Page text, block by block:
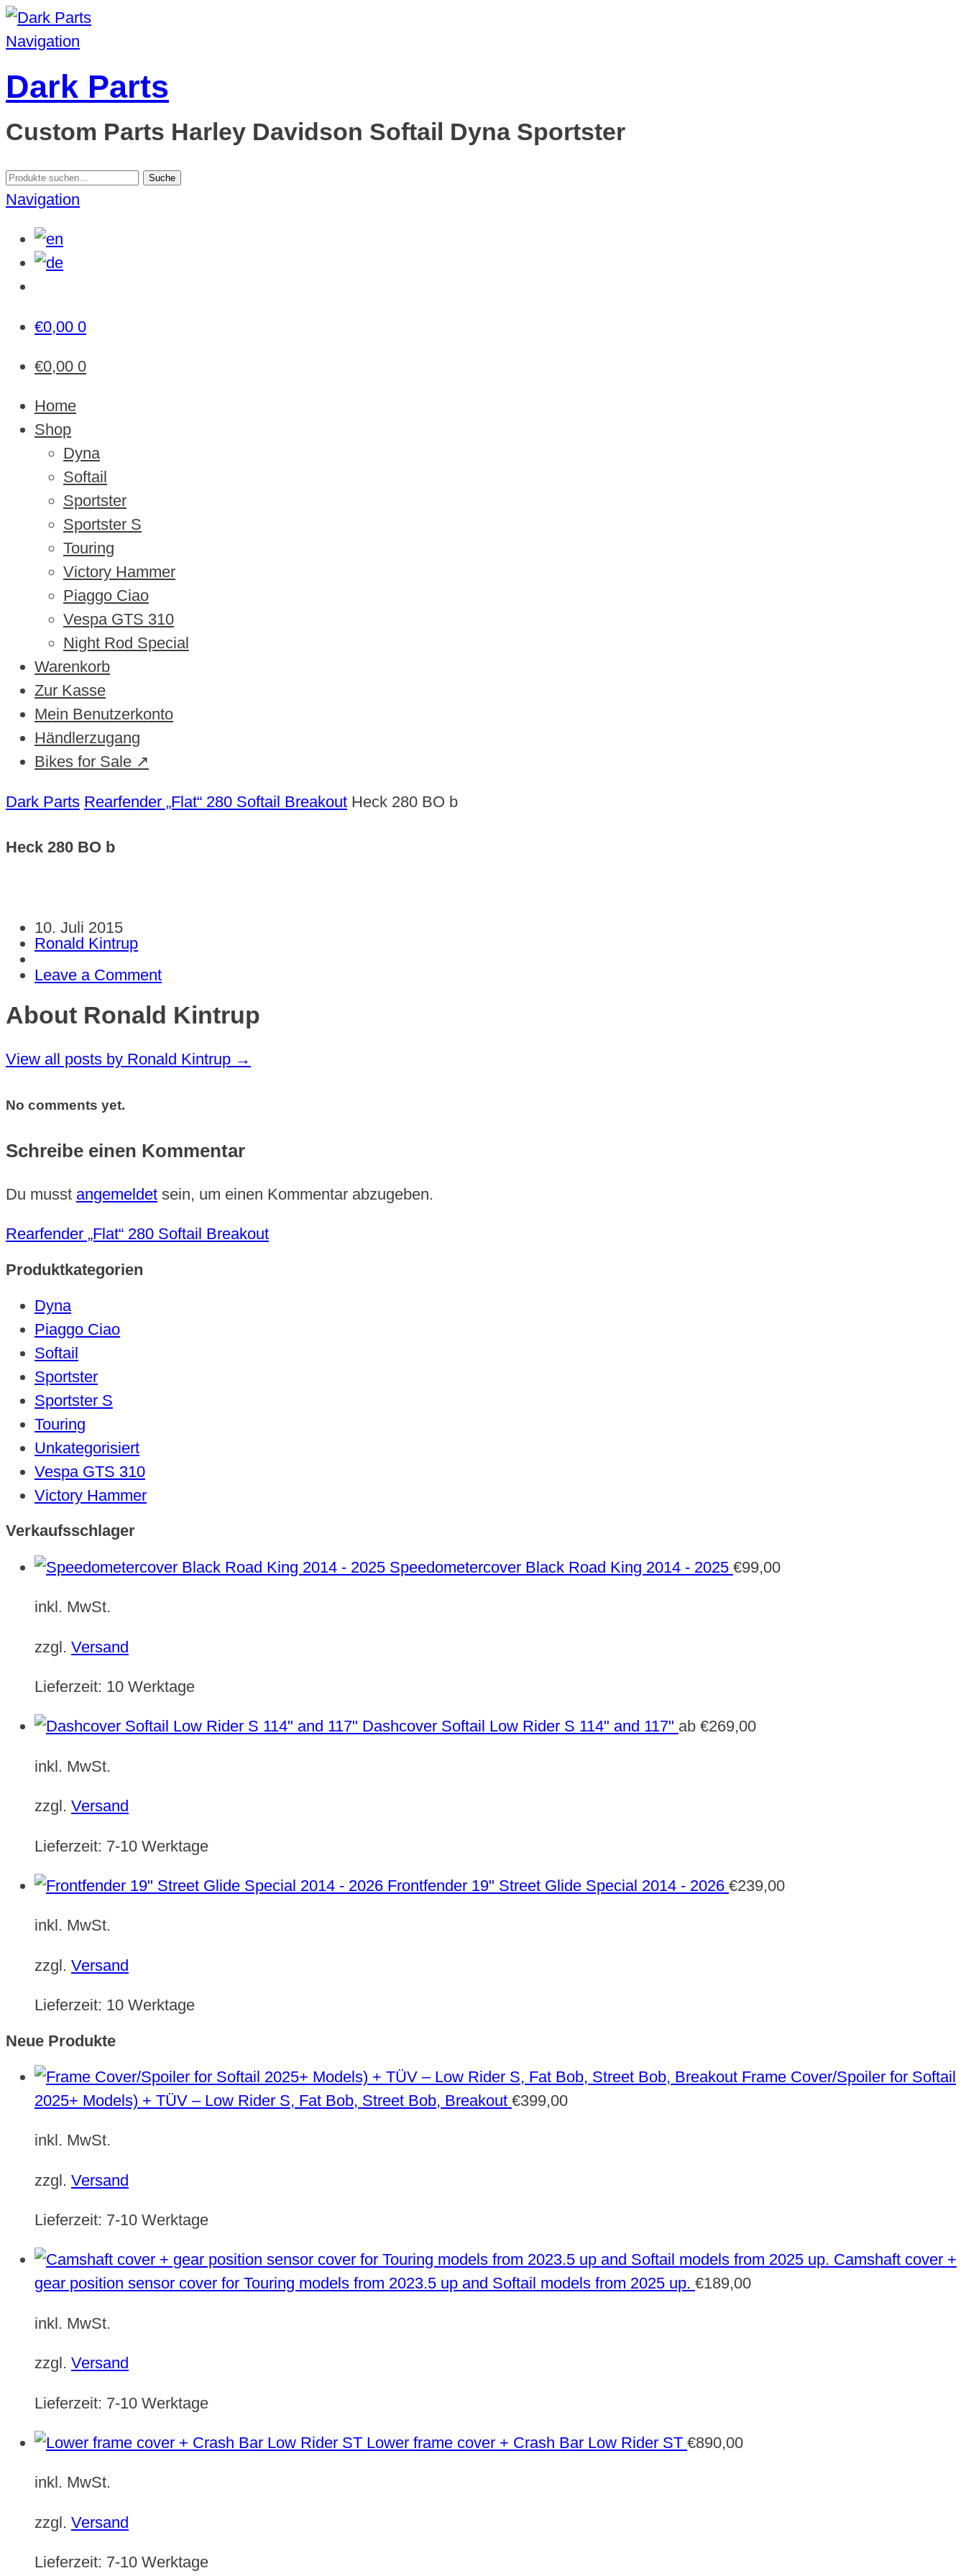
Navigation
Dark Parts
Custom Parts Harley Davidson Softail Dyna Sportster
Suche
nach:
Suche
Navigation
€0,00 0
€0,00 0
Home
Shop
Dyna
Softail
Sportster
Sportster S
Touring
Victory Hammer
Piaggo Ciao
Vespa GTS 310
Night Rod Special
Warenkorb
Zur Kasse
Mein Benutzerkonto
Händlerzugang
Bikes for Sale ↗
Dark Parts Rearfender „Flat“ 280 Softail Breakout Heck 280 BO b
Heck 280 BO b
10. Juli 2015
Ronald Kintrup
Leave a Comment
About Ronald Kintrup
View all posts by Ronald Kintrup →
No comments yet.
Schreibe einen Kommentar
Du musst angemeldet sein, um einen Kommentar abzugeben.
Rearfender „Flat“ 280 Softail Breakout
Produktkategorien
Dyna
Piaggo Ciao
Softail
Sportster
Sportster S
Touring
Unkategorisiert
Vespa GTS 310
Victory Hammer
Verkaufsschlager
Speedometercover Black Road King 2014 - 2025 €99,00
inkl. MwSt.
zzgl. Versand
Lieferzeit: 10 Werktage
Dashcover Softail Low Rider S 114" and 117" ab €269,00
inkl. MwSt.
zzgl. Versand
Lieferzeit: 7-10 Werktage
Frontfender 19" Street Glide Special 2014 - 2026 €239,00
inkl. MwSt.
zzgl. Versand
Lieferzeit: 10 Werktage
Neue Produkte
Frame Cover/Spoiler for Softail
2025+ Models) + TÜV – Low Rider S, Fat Bob, Street Bob, Breakout €399,00
inkl. MwSt.
zzgl. Versand
Lieferzeit: 7-10 Werktage
Camshaft cover +
gear position sensor cover for Touring models from 2023.5 up and Softail models from 2025 up. €189,00
inkl. MwSt.
zzgl. Versand
Lieferzeit: 7-10 Werktage
Lower frame cover + Crash Bar Low Rider ST €890,00
inkl. MwSt.
zzgl. Versand
Lieferzeit: 7-10 Werktage